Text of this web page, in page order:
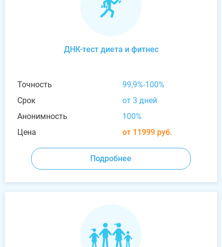
ДНК-тест диета и фитнес
Точность
99,9%-100%
Срок
от 3 дней
Анонимность
100%
Цена
от 11999 руб.
Подробнее